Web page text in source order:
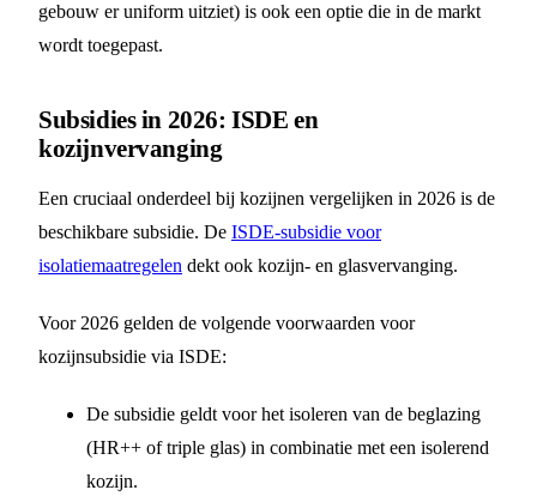
gebouw er uniform uitziet) is ook een optie die in de markt
wordt toegepast.
Subsidies in 2026: ISDE en
kozijnvervanging
Een cruciaal onderdeel bij kozijnen vergelijken in 2026 is de
beschikbare subsidie. De ISDE-subsidie voor
isolatiemaatregelen dekt ook kozijn- en glasvervanging.
Voor 2026 gelden de volgende voorwaarden voor
kozijnsubsidie via ISDE:
De subsidie geldt voor het isoleren van de beglazing
(HR++ of triple glas) in combinatie met een isolerend
kozijn.